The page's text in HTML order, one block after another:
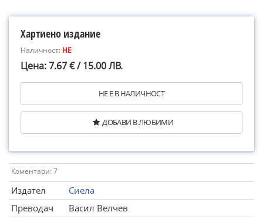
Хартиено издание
Наличност: НЕ
Цена: 7.67 € / 15.00 ЛВ.
НЕ Е В НАЛИЧНОСТ
ДОБАВИ В ЛЮБИМИ
Коментари: 7
Издател
Сиела
Преводач
Васил Велчев